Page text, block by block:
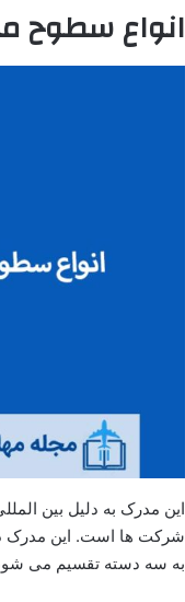
انواع سطوح
این مدرک به دلیل بین
شرکت ها است. این مدرک
به سه دسته تقسیم می شود